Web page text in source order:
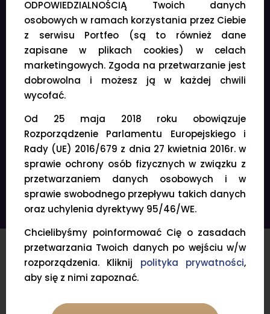
10 portfeli
Dowolna liczba aktywów w portfelu
Nieograniczona liczba obserwowanych
aktywów
Sprawdź szczegóły
Wybierz
Porównaj plany i sprawdź korzyści
ODPOWIEDZIALNOŚCIĄ Twoich danych
osobowych w ramach korzystania przez Ciebie
z serwisu Portfeo (są to również dane
zapisane w plikach cookies) w celach
marketingowych. Zgoda na przetwarzanie jest
dobrowolna i możesz ją w każdej chwili
wycofać.
Od 25 maja 2018 roku obowiązuje
Rozporządzenie Parlamentu Europejskiego i
Rady (UE) 2016/679 z dnia 27 kwietnia 2016r. w
sprawie ochrony osób fizycznych w związku z
przetwarzaniem danych osobowych i w
sprawie swobodnego przepływu takich danych
oraz uchylenia dyrektywy 95/46/WE.
Chcielibyśmy poinformować Cię o zasadach
przetwarzania Twoich danych po wejściu w/w
rozporządzenia. Kliknij polityka prywatności,
aby się z nimi zapoznać.